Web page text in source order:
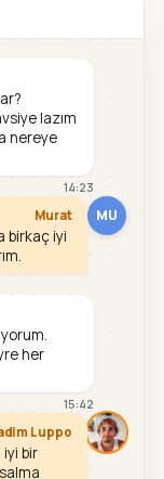
lazım
nereye
14:23
MU
Murat
birkaç iyi
her
15:42
Luppo
bir